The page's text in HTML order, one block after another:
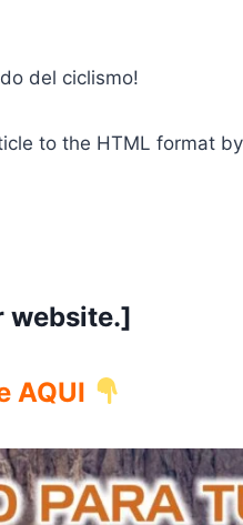
del ciclismo!
to the HTML format
website.]
AQUI